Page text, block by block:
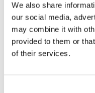
We also share
our social media,
may combine it with
provided to them or
of their services.
Verwendete
APCI-8008